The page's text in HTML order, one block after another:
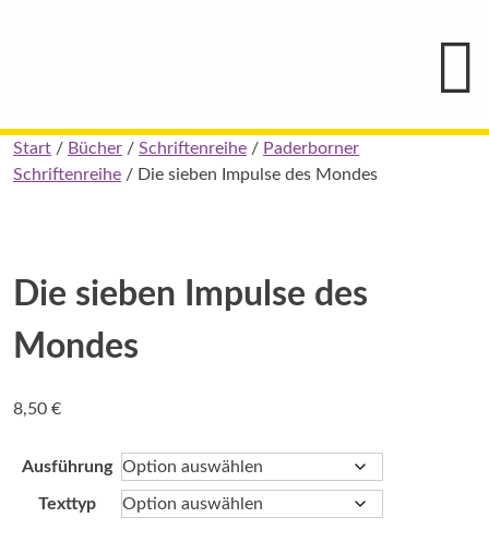
Pauline
von
Skip
to
Start / Bücher / Schriftenreihe / Paderborner
Schriftenreihe / Die sieben Impulse des Mondes
Die sieben Impulse des
Mondes
8,50 €
Ausführung
Texttyp